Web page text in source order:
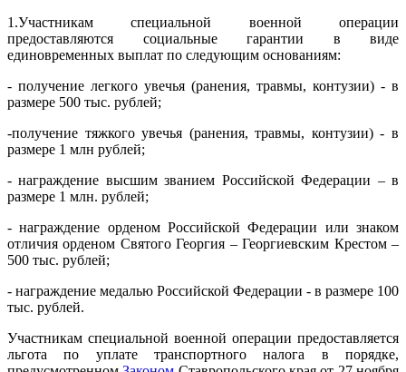
1.Участникам специальной военной операции
предоставляются социальные гарантии в виде
единовременных выплат по следующим основаниям:
- получение легкого увечья (ранения, травмы, контузии) - в
размере 500 тыс. рублей;
-получение тяжкого увечья (ранения, травмы, контузии) - в
размере 1 млн рублей;
- награждение высшим званием Российской Федерации – в
размере 1 млн. рублей;
- награждение орденом Российской Федерации или знаком
отличия орденом Святого Георгия – Георгиевским Крестом –
500 тыс. рублей;
- награждение медалью Российской Федерации - в размере 100
тыс. рублей.
Участникам специальной военной операции предоставляется
льгота по уплате транспортного налога в порядке,